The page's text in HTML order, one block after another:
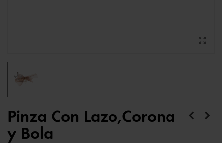
Pinza Con Lazo,Corona
y Bola